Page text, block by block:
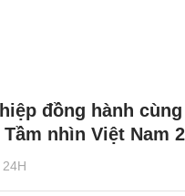
đồng hành
nhìn Việt Nam